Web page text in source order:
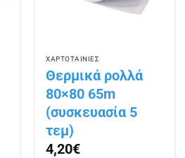
ΧΑΡΤΟΤΑΙΝΙΕΣ
Θερμικά ρολλά
80×80 65m
(συσκευασία 5
τεμ)
4,20€